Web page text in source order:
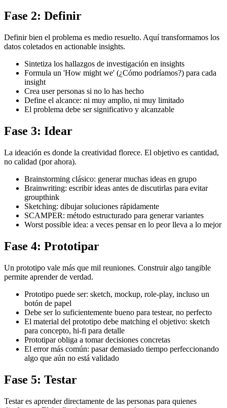
Fase 2: Definir
Definir bien el problema es medio resuelto. Aquí transformamos los
datos coletados en actionable insights.
Sintetiza los hallazgos de investigación en insights
Formula un 'How might we' (¿Cómo podríamos?) para cada
insight
Crea user personas si no lo has hecho
Define el alcance: ni muy amplio, ni muy limitado
El problema debe ser significativo y alcanzable
Fase 3: Idear
La ideación es donde la creatividad florece. El objetivo es cantidad,
no calidad (por ahora).
Brainstorming clásico: generar muchas ideas en grupo
Brainwriting: escribir ideas antes de discutirlas para evitar
groupthink
Sketching: dibujar soluciones rápidamente
SCAMPER: método estructurado para generar variantes
Worst possible idea: a veces pensar en lo peor lleva a lo mejor
Fase 4: Prototipar
Un prototipo vale más que mil reuniones. Construir algo tangible
permite aprender de verdad.
Prototipo puede ser: sketch, mockup, role-play, incluso un
botón de papel
Debe ser lo suficientemente bueno para testear, no perfecto
El material del prototipo debe matching el objetivo: sketch
para concepto, hi-fi para detalle
Prototipar obliga a tomar decisiones concretas
El error más común: pasar demasiado tiempo perfeccionando
algo que aún no está validado
Fase 5: Testar
Testar es aprender directamente de las personas para quienes